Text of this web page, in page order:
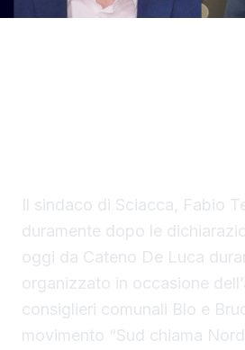
Il sindaco di Sciacca, Fabio
duramente dopo le
oggi da Cateno De Luca
organizzato in occasione
consiglieri comunali Blo e
movimento “Sud chiama